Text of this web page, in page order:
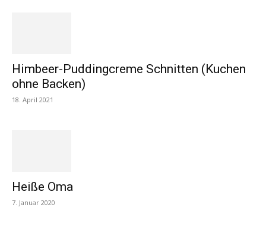
Himbeer-Puddingcreme Schnitten (Kuchen
ohne Backen)
18. April 2021
Heiße Oma
7. Januar 2020